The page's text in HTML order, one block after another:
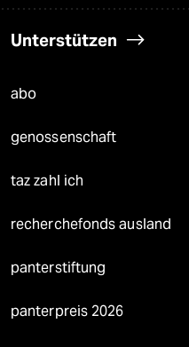
Unterstützen
abo
genossenschaft
taz zahl ich
recherchefonds ausland
panterstiftung
panterpreis 2026